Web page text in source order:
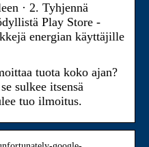
· 2. Tyhjennä
Play Store -
energian käyttäjille
tuota koko ajan?
sulkee itsensä
tuo ilmoitus.